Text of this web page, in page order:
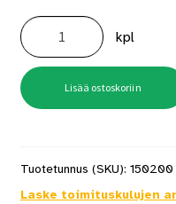
Kiuaskivi
pyöristetty
oliviinidiabaasi
5-
10
cm
määrä
kpl
Lisää ostoskoriin
Tuotetunnus (SKU): 150200
Laske toimituskulujen